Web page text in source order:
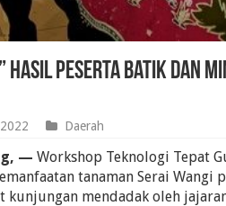
Hasil Peserta Batik dan
Daerah
— Workshop Teknologi Tepat
tanaman Serai Wangi
kunjungan mendadak oleh